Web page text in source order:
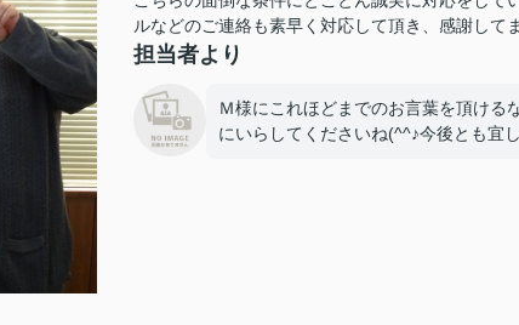
ルなどのご連絡も素早く対応して頂き、感謝して
担当者より
Ｍ様にこれほどまでのお言葉を頂ける
にいらしてくださいね(^^♪今後とも宜